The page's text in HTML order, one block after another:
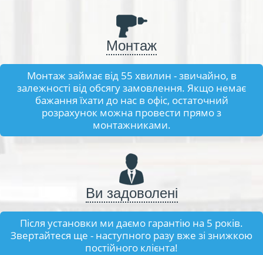
Монтаж
Монтаж займає від 55 хвилин - звичайно, в
залежності від обсягу замовлення. Якщо немає
бажання їхати до нас в офіс, остаточний
розрахунок можна провести прямо з
монтажниками.
Ви задоволені
Після установки ми даємо гарантію на 5 років.
Звертайтеся ще - наступного разу вже зі знижкою
постійного клієнта!